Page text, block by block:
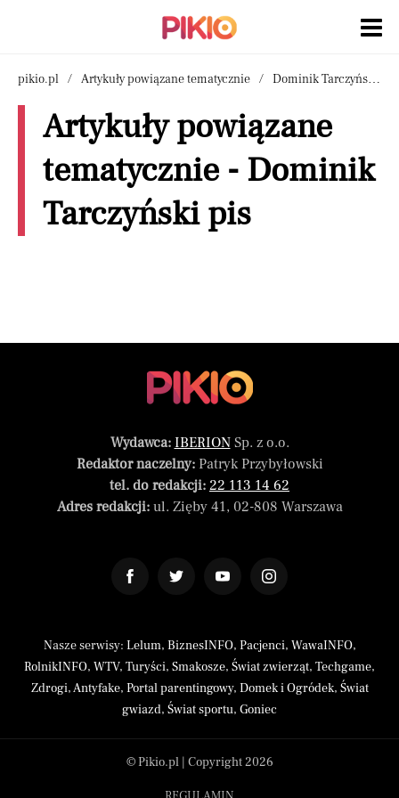
pikio.pl Artykuły powiązane tematycznie Dominik Tarczyński pis
Artykuły powiązane
tematycznie - Dominik
Tarczyński pis
Wydawca: IBERIONSp. z o.o.
Redaktor naczelny:Patryk Przybyłowski
tel. do redakcji: 22 113 14 62
Adres redakcji:ul. Zięby 41, 02-808 Warszawa
Nasze serwisy: Lelum, BiznesINFO, Pacjenci, WawaINFO,
RolnikINFO, WTV, Turyści, Smakosze, Świat zwierząt, Techgame,
Zdrogi,Antyfake, Portal parentingowy, Domek i Ogródek, Świat
gwiazd, Świat sportu, Goniec
© Pikio.pl | Copyright 2026